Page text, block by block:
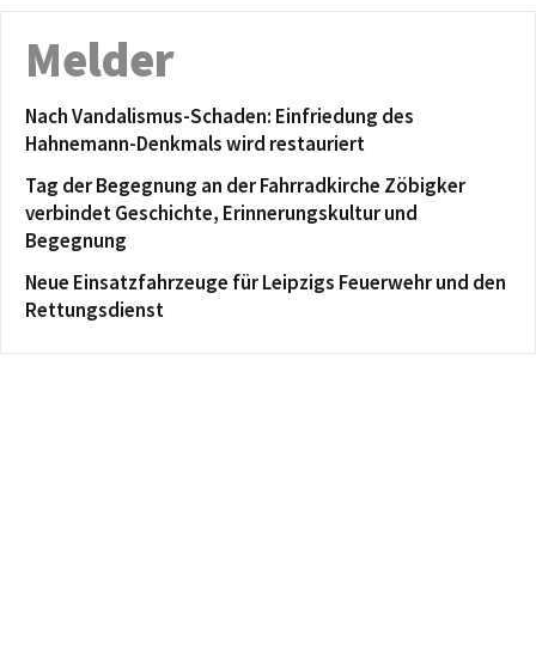
Melder
Nach Vandalismus-Schaden: Einfriedung des
Hahnemann-Denkmals wird restauriert
Tag der Begegnung an der Fahrradkirche Zöbigker
verbindet Geschichte, Erinnerungskultur und
Begegnung
Neue Einsatzfahrzeuge für Leipzigs Feuerwehr und den
Rettungsdienst